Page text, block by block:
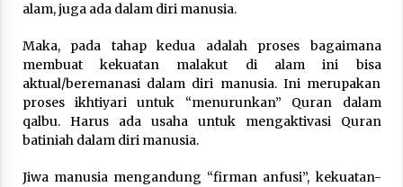
alam, juga ada dalam diri manusia.
Maka, pada tahap kedua adalah proses bagaimana
membuat kekuatan malakut di alam ini bisa
aktual/beremanasi dalam diri manusia. Ini merupakan
proses ikhtiyari untuk “menurunkan” Quran dalam
qalbu. Harus ada usaha untuk mengaktivasi Quran
batiniah dalam diri manusia.
Jiwa manusia mengandung “firman anfusi”, kekuatan-